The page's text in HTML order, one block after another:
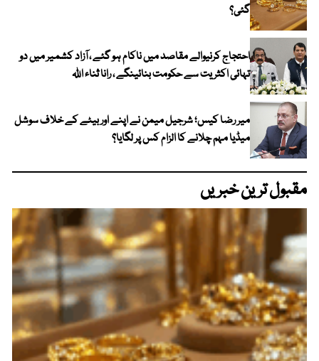
گئی؟
احتجاج کرنیوالے مقاصد میں ناکام ہو گئے ، آزاد کشمیر میں دو
تہائی اکثریت سے حکومت بنائینگے ، رانا ثناء اللہ
میر رضا کیس؛ شرجیل میمن نے اپنے اور بیٹے کے خلاف سوشل
میڈیا مہم چلانے کا الزام کس پر لگایا؟
مقبول ترین خبریں